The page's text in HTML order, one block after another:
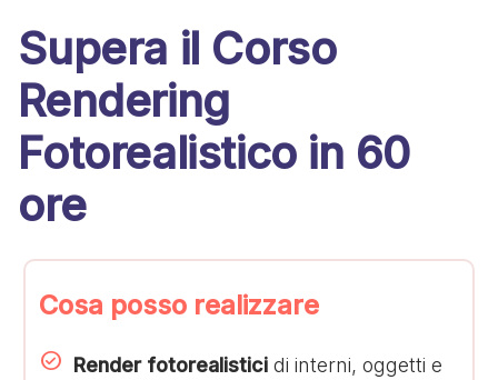
Supera il Corso
Rendering
Fotorealistico in 60
ore
Cosa posso realizzare
Render fotorealisticidi interni, oggetti e